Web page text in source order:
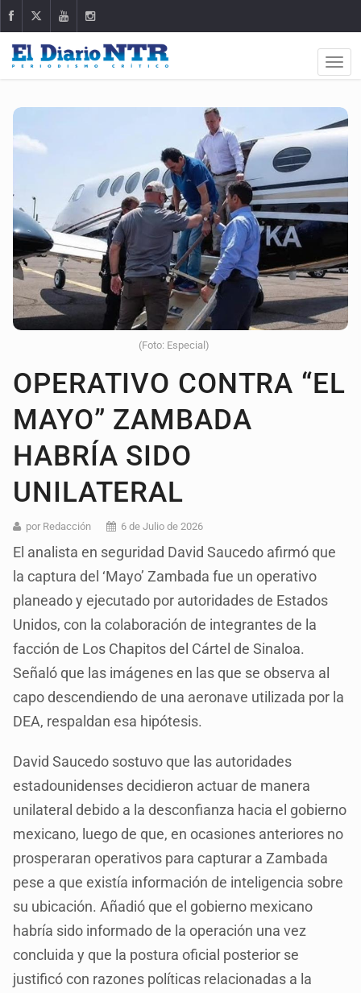
(Foto: Especial)
OPERATIVO CONTRA “EL
MAYO” ZAMBADA
HABRÍA SIDO
UNILATERAL
por Redacción 6 de Julio de 2026
El analista en seguridad David Saucedo afirmó que
la captura del ‘Mayo’ Zambada fue un operativo
planeado y ejecutado por autoridades de Estados
Unidos, con la colaboración de integrantes de la
facción de Los Chapitos del Cártel de Sinaloa.
Señaló que las imágenes en las que se observa al
capo descendiendo de una aeronave utilizada por la
DEA, respaldan esa hipótesis.
David Saucedo sostuvo que las autoridades
estadounidenses decidieron actuar de manera
unilateral debido a la desconfianza hacia el gobierno
mexicano, luego de que, en ocasiones anteriores no
prosperaran operativos para capturar a Zambada
pese a que existía información de inteligencia sobre
su ubicación. Añadió que el gobierno mexicano
habría sido informado de la operación una vez
concluida y que la postura oficial posterior se
justificó con razones políticas relacionadas a la